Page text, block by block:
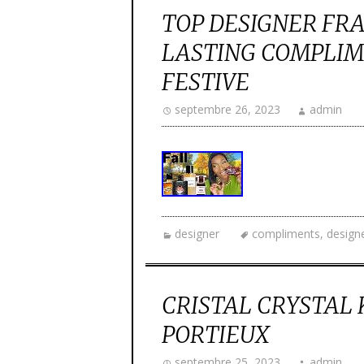
TOP DESIGNER
LASTING
FESTIVE
septembre 26, 2023 admin
designer compliments,
CRISTAL CRYSTAL
PORTIEUX